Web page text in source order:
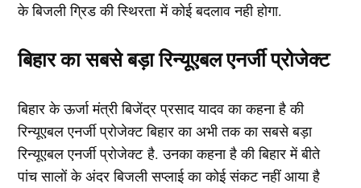
के बिजली ग्रिड की स्थिरता में कोई बदलाव नही होगा.
बिहार का सबसे बड़ा रिन्यूएबल एनर्जी प्रोजेक्ट
बिहार के ऊर्जा मंत्री बिजेंद्र प्रसाद यादव का कहना है की
रिन्यूएबल एनर्जी प्रोजेक्ट बिहार का अभी तक का सबसे बड़ा
रिन्यूएबल एनर्जी प्रोजेक्ट है. उनका कहना है की बिहार में बीते
पांच सालों के अंदर बिजली सप्लाई का कोई संकट नहीं आया है